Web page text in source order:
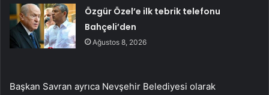
Özgür Özel’e ilk tebrik telefonu
Bahçeli’den
Ağustos 8, 2026
Başkan Savran ayrıca Nevşehir Belediyesi olarak